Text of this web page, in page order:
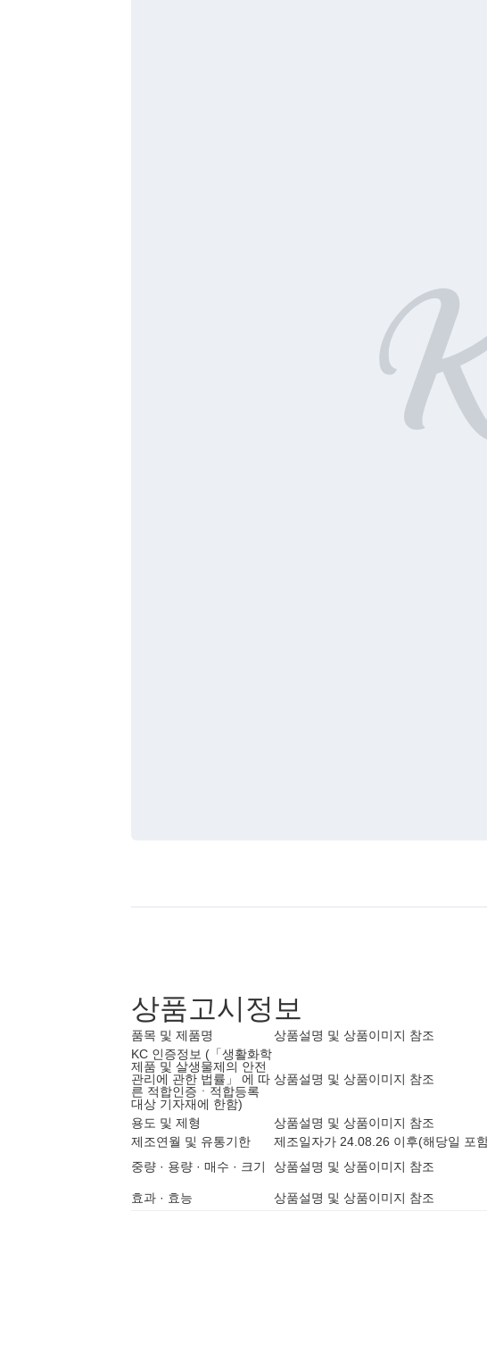
상품고시정보
품목 및 제품명 상품설명 및 상품이미지 참조
KC 인증정보 (「생활화학
제품 및 살생물제의 안전
관리에 관한 법률」 에 따
른 적합인증ㆍ적합등록
대상 기자재에 한함)
상품설명 및 상품이미지 참조
용도 및 제형 상품설명 및 상품이미지 참조
제조연월 및 유통기한
제조일자가 24.08.26 이후(해당일 포
중량 · 용량 · 매수 · 크기
상품설명 및 상품이미지 참조
효과 · 효능 상품설명 및 상품이미지 참조